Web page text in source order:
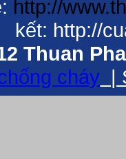
http://
kết: http://
Thuan
cháy |